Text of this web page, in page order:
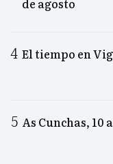
El tiempo en
As Cunchas, 10